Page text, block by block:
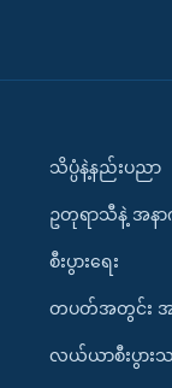
သိပ္ပံနဲ့နည်းပညာ
ဥတုရာသီနဲ့ အနာ
စီးပွားရေး
တပတ်အတွင်း အ
လယ်ယာစီးပွားသ